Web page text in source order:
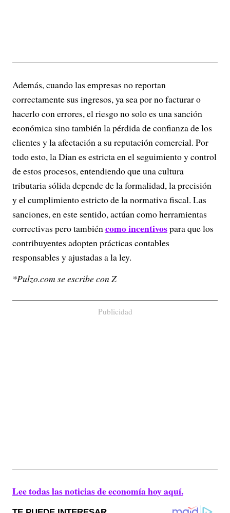
Además, cuando las empresas no reportan
correctamente sus ingresos, ya sea por no facturar o
hacerlo con errores, el riesgo no solo es una sanción
económica sino también la pérdida de confianza de los
clientes y la afectación a su reputación comercial. Por
todo esto, la Dian es estricta en el seguimiento y control
de estos procesos, entendiendo que una cultura
tributaria sólida depende de la formalidad, la precisión
y el cumplimiento estricto de la normativa fiscal. Las
sanciones, en este sentido, actúan como herramientas
correctivas pero tambiéncomo incentivospara que los
contribuyentes adopten prácticas contables
responsables y ajustadas a la ley.
*Pulzo.com se escribe con Z
Publicidad
Lee todas las noticias de economía hoy aquí.